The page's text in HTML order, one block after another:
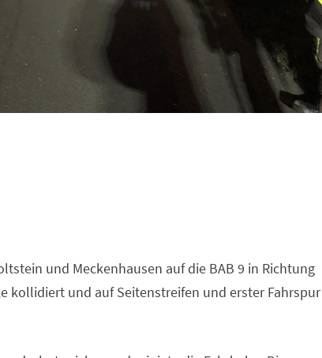
und Meckenhausen auf die BAB 9 in Richtung
kollidiert und auf Seitenstreifen und erster Fahrspur